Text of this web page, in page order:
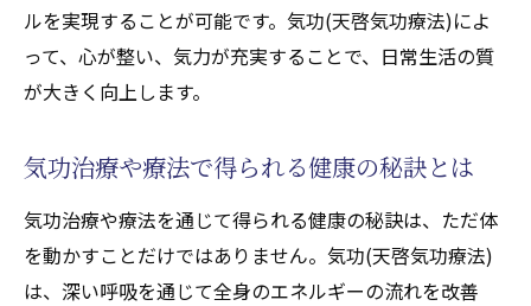
ルを実現することが可能です。気功(天啓気功療法)によ
って、心が整い、気力が充実することで、日常生活の質
が大きく向上します。
気功治療や療法で得られる健康の秘訣とは
気功治療や療法を通じて得られる健康の秘訣は、ただ体
を動かすことだけではありません。気功(天啓気功療法)
は、深い呼吸を通じて全身のエネルギーの流れを改善